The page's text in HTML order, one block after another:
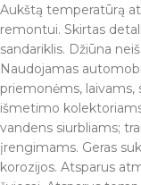
Aukštą temperatūrą
remontui. Skirtas
sandariklis. Džiūna
Naudojamas
priemonėms, laivams,
išmetimo
vandens siurbliams;
įrengimams. Geras
korozijos. Atsparus